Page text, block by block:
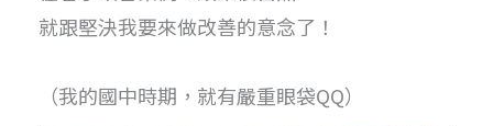
就跟堅決我要來做改善的意念了！
（我的國中時期，就有嚴重眼袋QQ）